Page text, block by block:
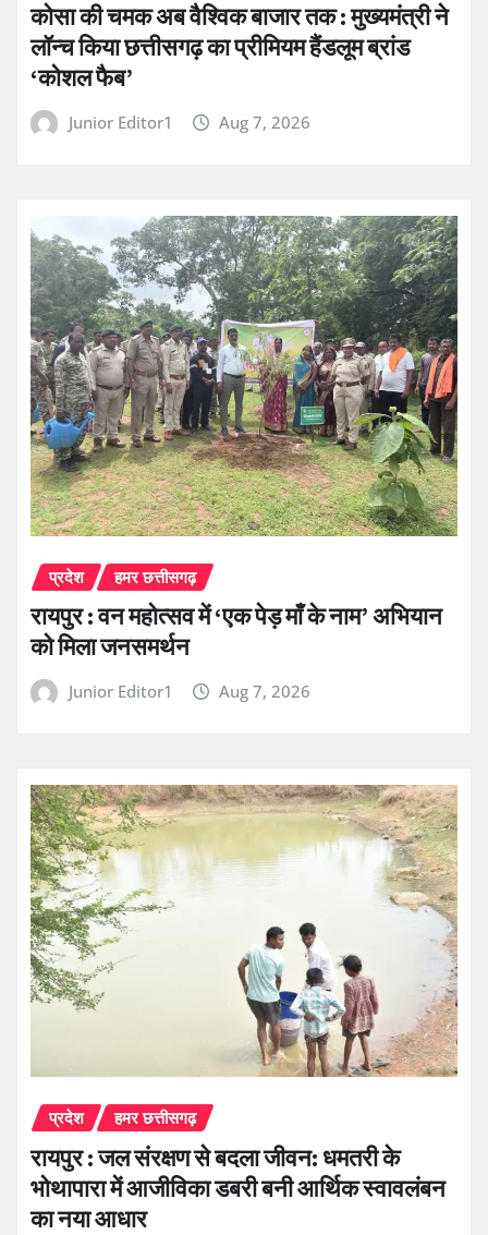
कोसा की चमक अब वैश्विक बाजार तक : मुख्यमंत्री ने
लॉन्च किया छत्तीसगढ़ का प्रीमियम हैंडलूम ब्रांड
‘कोशल फैब’
Junior Editor1 Aug 7, 2026
प्रदेश हमर छत्तीसगढ़
रायपुर : वन महोत्सव में ‘एक पेड़ माँ के नाम’ अभियान
को मिला जनसमर्थन
Junior Editor1 Aug 7, 2026
प्रदेश हमर छत्तीसगढ़
रायपुर : जल संरक्षण से बदला जीवन: धमतरी के
भोथापारा में आजीविका डबरी बनी आर्थिक स्वावलंबन
का नया आधार